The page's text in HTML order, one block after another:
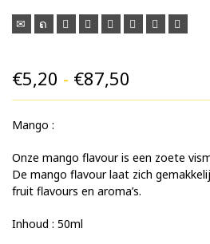
€5,20 - €87,50
€5,20
€87,50
Mango :
Onze mango flavour is een zoete
De mango flavour laat zich
fruit flavours en aroma’s.
Inhoud : 50ml